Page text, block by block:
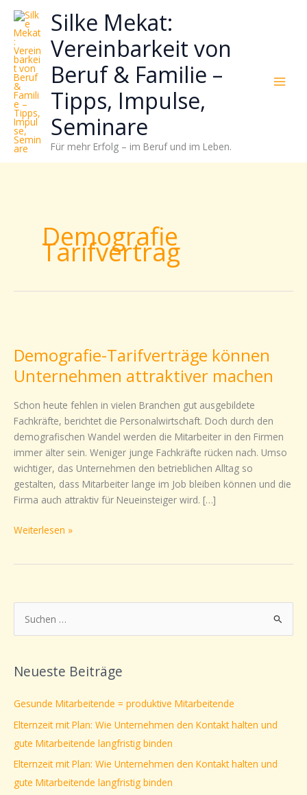
Zum
Inhalt
springen
Silke Mekat:
Vereinbarkeit von
Beruf & Familie –
Tipps, Impulse,
Seminare
Für mehr Erfolg – im Beruf und im Leben.
Demografie
Tarifvertrag
Demografie-Tarifverträge können
Unternehmen attraktiver machen
Schon heute fehlen in vielen Branchen gut ausgebildete
Fachkräfte, berichtet die Personalwirtschaft. Doch durch den
demografischen Wandel werden die Mitarbeiter in den Firmen
immer älter sein. Weniger junge Fachkräfte rücken nach. Umso
wichtiger, das Unternehmen den betrieblichen Alltag so
gestalten, dass Mitarbeiter lange im Job bleiben können und die
Firma auch attraktiv für Neueinsteiger wird. […]
können
Unternehmen
attraktiver
machen
Weiterlesen »
u
h
n
a
c
h
Neueste Beiträge
Gesunde Mitarbeitende = produktive Mitarbeitende
Elternzeit mit Plan: Wie Unternehmen den Kontakt halten und
gute Mitarbeitende langfristig binden
Elternzeit mit Plan: Wie Unternehmen den Kontakt halten und
gute Mitarbeitende langfristig binden
wie
sich
Stress
reduzieren
Energie
gezielter
einsetzen
lässt?
Einfach